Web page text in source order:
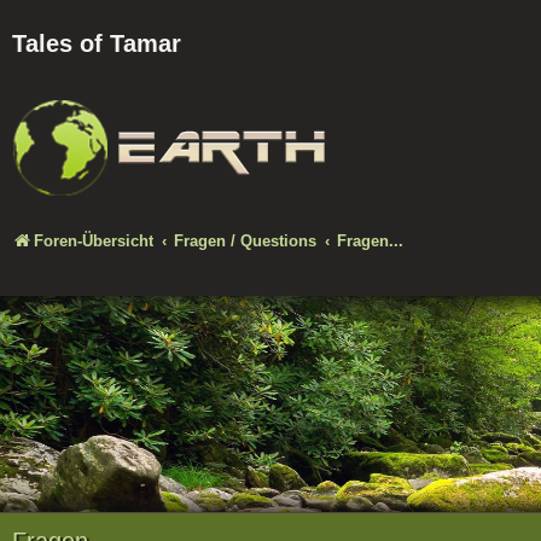
Tales of Tamar
Foren-Übersicht Fragen / Questions Fragen...